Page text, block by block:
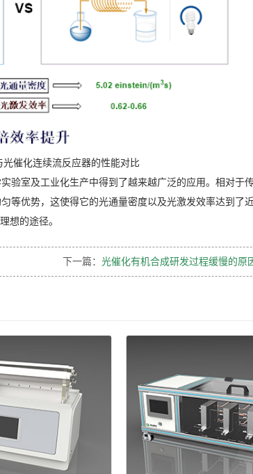
光催化连续流反应器的性能对比
验室及工业化生产中得到了越来越广泛的应用。相对于
等优势，这使得它的光通量密度以及光激发效率达到了
想的途径。
下一篇： 光催化有机合成研发过程缓慢的原